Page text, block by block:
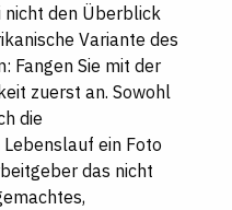
nicht den Überblick
Variante des
Fangen Sie mit der
zuerst an. Sowohl
die
ein Foto
das nicht